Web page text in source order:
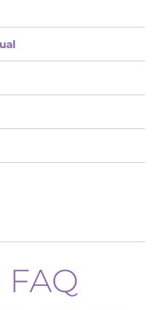
FAQ